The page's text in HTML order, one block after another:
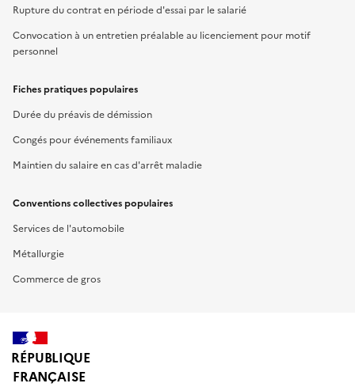
Rupture du contrat en période d'essai par le salarié
Convocation à un entretien préalable au licenciement pour motif
personnel
Fiches pratiques populaires
Durée du préavis de démission
Congés pour événements familiaux
Maintien du salaire en cas d'arrêt maladie
Conventions collectives populaires
Services de l'automobile
Métallurgie
Commerce de gros
RÉPUBLIQUE
FRANÇAISE